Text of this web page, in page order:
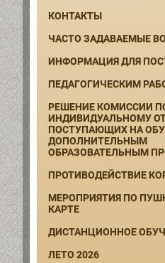
КОНТАКТЫ
ЧАСТО ЗАДАВАЕМЫЕ
ИНФОРМАЦИЯ ДЛЯ
ПЕДАГОГИЧЕСКИМ
РЕШЕНИЕ КОМИССИИ
ИНДИВИДУАЛЬНОМУ
ПОСТУПАЮЩИХ НА
ДОПОЛНИТЕЛЬНЫМ
ОБРАЗОВАТЕЛЬНЫМ
ПРОТИВОДЕЙСТВИЕ
МЕРОПРИЯТИЯ ПО
КАРТЕ
ДИСТАНЦИОННОЕ
ЛЕТО 2026